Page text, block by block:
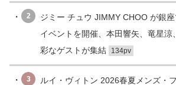
2
ジミー チュウ JIMMY CHOO が銀
イベントを開催、本田響矢、竜星
彩なゲストが集結
134pv
3
ルイ・ヴィトン 2026春夏メンズ・